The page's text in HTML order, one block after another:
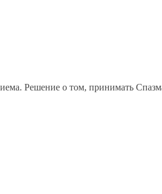
Решение о том, принимать